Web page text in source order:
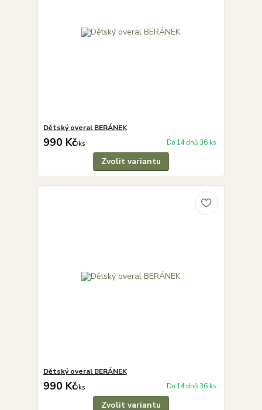
Dětský overal BERÁNEK
990 Kč/ks Do 14 dnů 36 ks
Zvolit variantu
Dětský overal BERÁNEK
990 Kč/ks Do 14 dnů 36 ks
Zvolit variantu